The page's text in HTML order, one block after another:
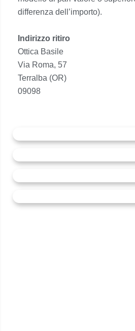
differenza dell’importo).
Indirizzo ritiro
Ottica Basile
Via Roma, 57
Terralba (OR)
09098